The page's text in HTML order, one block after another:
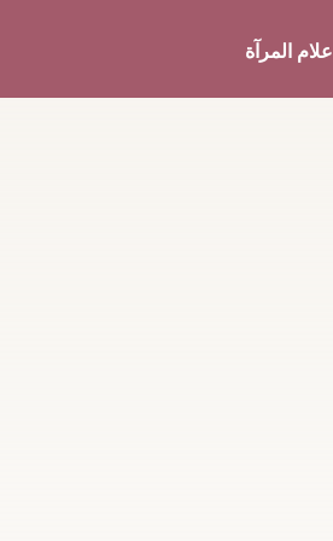
إعلام المرآة